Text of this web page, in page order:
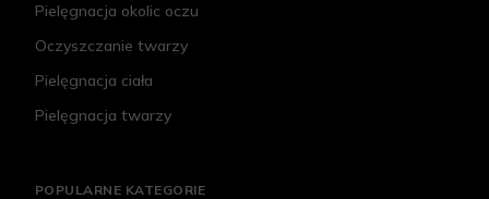
Pielęgnacja okolic oczu
Oczyszczanie twarzy
Pielęgnacja ciała
Pielęgnacja twarzy
POPULARNE KATEGORIE